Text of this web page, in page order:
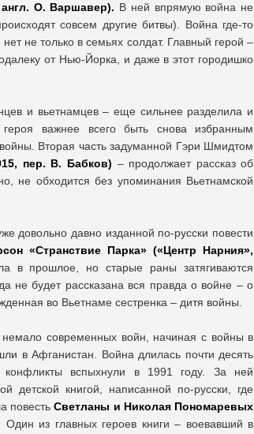
О. Варшавер). В ней впрямую война не
совсем другие битвы). Война где-то
не только в семьях солдат. Главный герой –
от Нью-Йорка, и даже в этот городишко
и вьетнамцев – еще сильнее разделила и
важнее всего быть снова избранным
Вторая часть задуманной Гэри Шмидтом
пер. В. Бабков) – продолжает рассказ об
не обходится без упоминания Вьетнамской
довольно давно изданной по-русски повести
«Странствие Парка» («Центр Нарния»,
в прошлое, но старые раны затягиваются
не будет рассказана вся правда о войне – о
во Вьетнаме сестренка – дитя войны.
немало современных войн, начиная с войны в
в Афганистан. Война длилась почти десять
вспыхнули в 1991 году. За ней
детской книгой, написанной по-русски, где
повестьСветланы и Николая Пономаревых
Один из главных героев книги – воевавший в